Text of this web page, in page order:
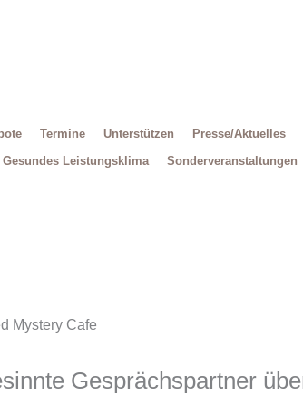
Termine Unterstützen Presse/Aktuelles
Leistungsklima
Sonderveranstaltungen
Gesprächspartner